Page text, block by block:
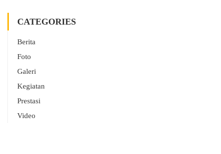
CATEGORIES
Berita
Foto
Galeri
Kegiatan
Prestasi
Video